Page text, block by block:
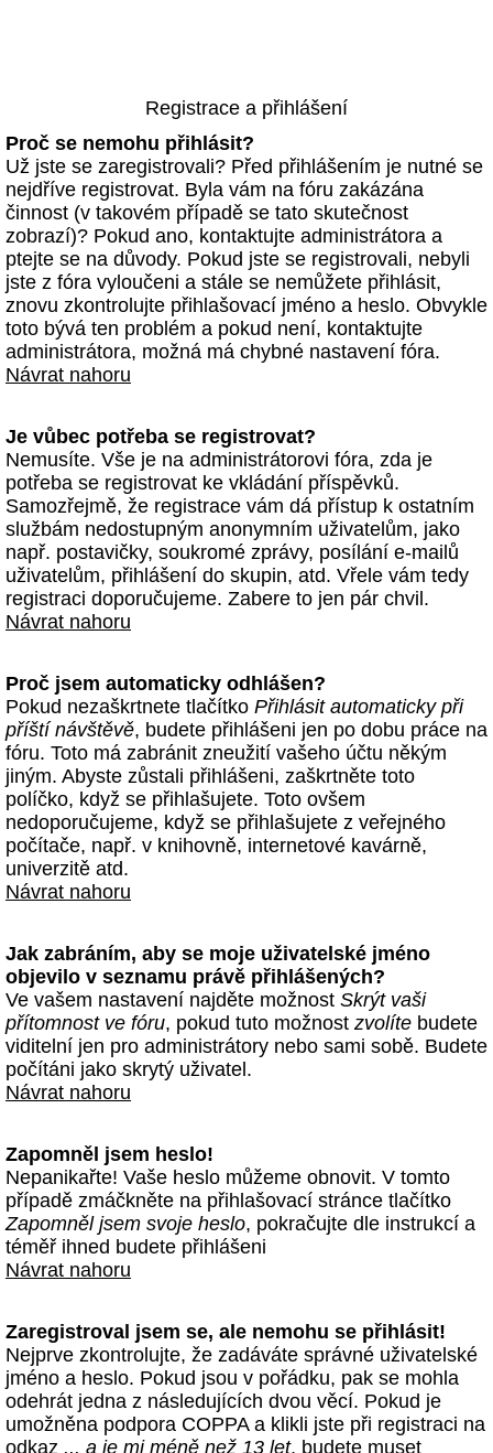
Registrace a přihlášení
Proč se nemohu přihlásit?
Už jste se zaregistrovali? Před přihlášením je nutné se
nejdříve registrovat. Byla vám na fóru zakázána
činnost (v takovém případě se tato skutečnost
zobrazí)? Pokud ano, kontaktujte administrátora a
ptejte se na důvody. Pokud jste se registrovali, nebyli
jste z fóra vyloučeni a stále se nemůžete přihlásit,
znovu zkontrolujte přihlašovací jméno a heslo. Obvykle
toto bývá ten problém a pokud není, kontaktujte
administrátora, možná má chybné nastavení fóra.
Návrat nahoru
Je vůbec potřeba se registrovat?
Nemusíte. Vše je na administrátorovi fóra, zda je
potřeba se registrovat ke vkládání příspěvků.
Samozřejmě, že registrace vám dá přístup k ostatním
službám nedostupným anonymním uživatelům, jako
např. postavičky, soukromé zprávy, posílání e-mailů
uživatelům, přihlášení do skupin, atd. Vřele vám tedy
registraci doporučujeme. Zabere to jen pár chvil.
Návrat nahoru
Proč jsem automaticky odhlášen?
Pokud nezaškrtnete tlačítko Přihlásit automaticky při
příští návštěvě, budete přihlášeni jen po dobu práce na
fóru. Toto má zabránit zneužití vašeho účtu někým
jiným. Abyste zůstali přihlášeni, zaškrtněte toto
políčko, když se přihlašujete. Toto ovšem
nedoporučujeme, když se přihlašujete z veřejného
počítače, např. v knihovně, internetové kavárně,
univerzitě atd.
Návrat nahoru
Jak zabráním, aby se moje uživatelské jméno
objevilo v seznamu právě přihlášených?
Ve vašem nastavení najděte možnost Skrýt vaši
přítomnost ve fóru, pokud tuto možnost zvolíte budete
viditelní jen pro administrátory nebo sami sobě. Budete
počítáni jako skrytý uživatel.
Návrat nahoru
Zapomněl jsem heslo!
Nepanikařte! Vaše heslo můžeme obnovit. V tomto
případě zmáčkněte na přihlašovací stránce tlačítko
Zapomněl jsem svoje heslo, pokračujte dle instrukcí a
téměř ihned budete přihlášeni
Návrat nahoru
Zaregistroval jsem se, ale nemohu se přihlásit!
Nejprve zkontrolujte, že zadáváte správné uživatelské
jméno a heslo. Pokud jsou v pořádku, pak se mohla
odehrát jedna z následujících dvou věcí. Pokud je
umožněna podpora COPPA a klikli jste při registraci na
odkaz ... a je mi méně než 13 let, budete muset